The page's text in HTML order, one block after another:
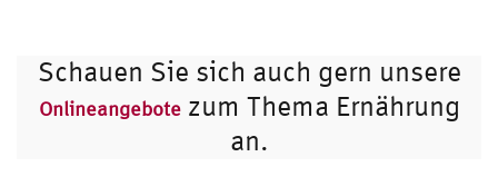
Schauen Sie sich auch gern unsere
Onlineangebotezum Thema Ernährung
an.